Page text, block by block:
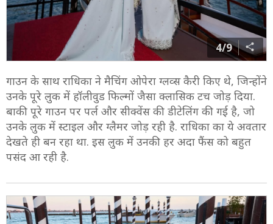
4/9
गाउन के साथ राधिका ने मैचिंग ओपेरा ग्लव्स कैरी किए थे, जिन्होंने
उनके पूरे लुक में हॉलीवुड फिल्मों जैसा क्लासिक टच जोड़ दिया.
बाकी पूरे गाउन पर पर्ल और सीक्वेंस की डीटेलिंग की गई है, जो
उनके लुक में स्टाइल और ग्लैमर जोड़ रही है. राधिका का ये अवतार
देखते ही बन रहा था. इस लुक में उनकी हर अदा फैंस को बहुत
पसंद आ रही है.